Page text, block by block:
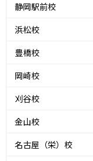
静岡駅前校
浜松校
豊橋校
岡崎校
刈谷校
金山校
名古屋（栄）校